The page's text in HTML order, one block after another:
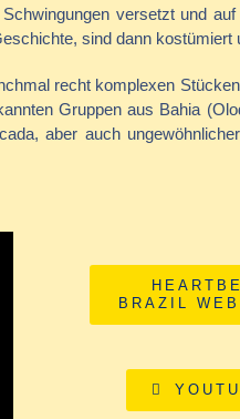
versetzt und
sind dann
recht komplexen
Gruppen aus Bahia
aber auch
BRAZIL